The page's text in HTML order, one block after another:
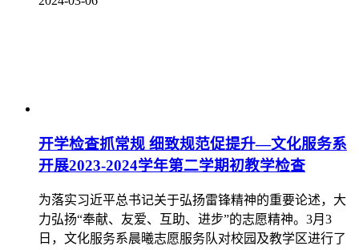
开学检查抓常规 细致规范促提升—文化服务系
开展2023-2024学年第二学期初教学检查
为落实习近平总书记关于弘扬雷锋精神的重要论述，大
力弘扬“奉献、友爱、互助、进步”的志愿精神。3月3
日，文化服务系晨曦志愿服务队对校园及教学区进行了